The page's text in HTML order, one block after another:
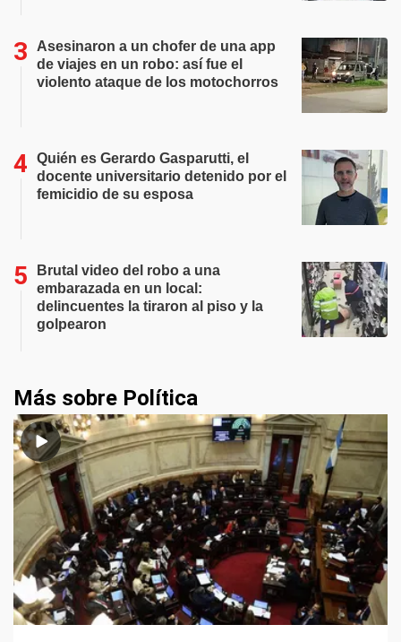
Asesinaron a un chofer de una app
de viajes en un robo: así fue el
violento ataque de los motochorros
Quién es Gerardo Gasparutti, el
docente universitario detenido por el
femicidio de su esposa
Brutal video del robo a una
embarazada en un local:
delincuentes la tiraron al piso y la
golpearon
Más sobre Política